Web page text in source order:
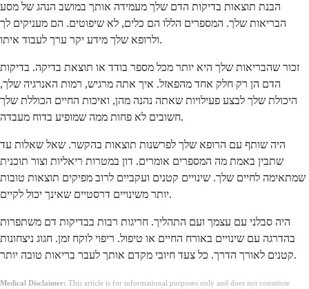
הבנת תוצאות בדיקות הדם שלך מעמידה אותך במושב הנהג של מסע
הבריאות שלך. המספרים הללו הם כלים, לא שיפוטים. הם מעניקים לך
ולרופא שלך מידע יקר ערך לעבוד איתו.
זכור שהבריאות שלך היא יותר מכל מספר בודד או תוצאת בדיקה. בדיקות
הדם הן רק חלק אחד מהפאזל. איך אתה מרגיש, רמות האנרגיה שלך,
היכולת שלך לבצע פעילויות שאתה נהנה מהן, ואיכות החיים הכוללת שלך
חשובים לא פחות ממה שמופיע בדוח מעבדה.
היה שותף עם הרופא שלך לפרשנות תוצאות בהקשר. שאל שאלות עד
שתבין באמת מה המספרים אומרים. דון במטרות ריאליות וצור תוכנית
שמתאימה לחיים שלך. שינויים קטנים ועקביים לרוב מפיקים תוצאות טובות
יותר משינויים דרסטיים שאינך יכול לקיים.
היה סבלני עם עצמך ועם התהליך. חריגות רבות בבדיקות דם משתפרות
בהדרגה עם שינויים באורח החיים או טיפול. ריפוי לוקח זמן. חגוג ניצחונות
קטנים לאורך הדרך. כל צעד חיובי מקדם אותך לעבר בריאות טובה יותר.
Medical Disclaimer: This article is for informational purposes only and does not constitute